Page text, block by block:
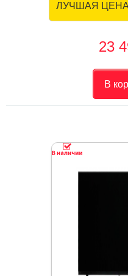
ЛУЧШАЯ ЦЕНА
23
В